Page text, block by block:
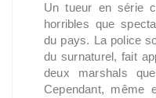
Un tueur en série
horribles que
du pays. La police
du surnaturel, fait
deux marshals
Cependant, même